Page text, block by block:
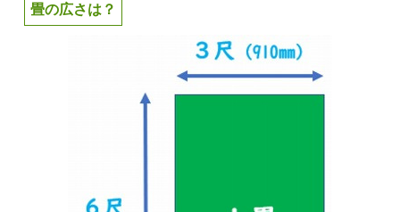
畳の広さは？